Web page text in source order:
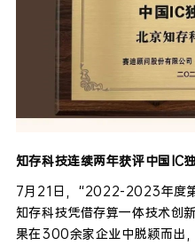
知存科技连续两年获评中国IC
7月21日，“2022-2023年度
知存科技凭借存算一体技术创
果在300余家企业中脱颖而出